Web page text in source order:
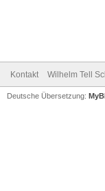
Kontakt Wilhelm Tell
Deutsche Übersetzung: